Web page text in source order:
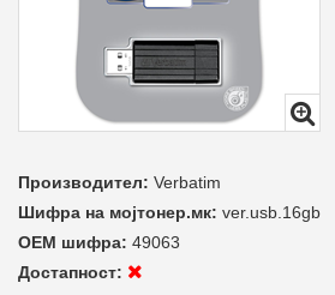
Производител: Verbatim
Шифра на мојтонер.мк: ver.usb.16gb
ОЕМ шифра: 49063
Достапност: